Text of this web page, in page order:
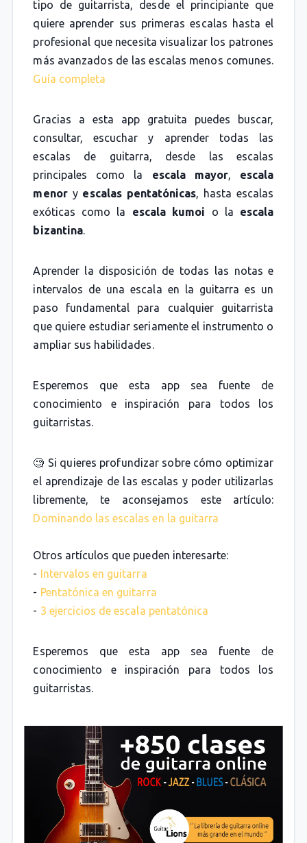
tipo de guitarrista, desde el principiante que
quiere aprender sus primeras escalas hasta el
profesional que necesita visualizar los patrones
más avanzados de las escalas menos comunes.
Guía completa
Gracias a esta app gratuita puedes buscar,
consultar, escuchar y aprender todas las
escalas de guitarra, desde las escalas
principales como la escala mayor, escala
menory escalas pentatónicas, hasta escalas
exóticas como la escala kumoi o la escala
bizantina.
Aprender la disposición de todas las notas e
intervalos de una escala en la guitarra es un
paso fundamental para cualquier guitarrista
que quiere estudiar seriamente el instrumento o
ampliar sus habilidades.
Esperemos que esta app sea fuente de
conocimiento e inspiración para todos los
guitarristas.
🧐 Si quieres profundizar sobre cómo optimizar
el aprendizaje de las escalas y poder utilizarlas
libremente, te aconsejamos este artículo:
Dominando las escalas en la guitarra
Otros artículos que pueden interesarte:
- Intervalos en guitarra
- Pentatónica en guitarra
- 3 ejercicios de escala pentatónica
Esperemos que esta app sea fuente de
conocimiento e inspiración para todos los
guitarristas.